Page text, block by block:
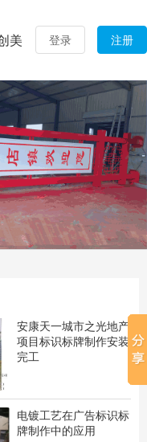
登录 注册
美
安康天一城市之光地产
项目标识标牌制作安装
完工
电镀工艺在广告标识标
牌制作中的应用